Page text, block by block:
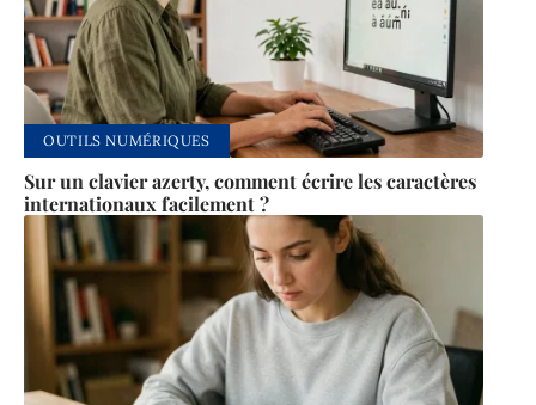
OUTILS NUMÉRIQUES
Sur un clavier azerty, comment écrire les caractères
internationaux facilement ?